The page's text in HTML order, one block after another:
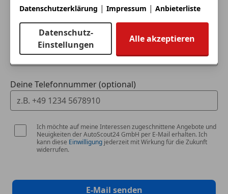
Deine E-Mail
Deine Telefonnummer (optional)
Ich möchte auf meine Interessen zugeschnittene Angebote und
Neuigkeiten der AutoScout24 GmbH per E-Mail erhalten. Ich
kann diese Einwilligung jederzeit mit Wirkung für die Zukunft
widerrufen.
E-Mail senden
Datenschutzerklärung | Impressum | Anbieterliste
Datenschutz-
Einstellungen
Alle akzeptieren